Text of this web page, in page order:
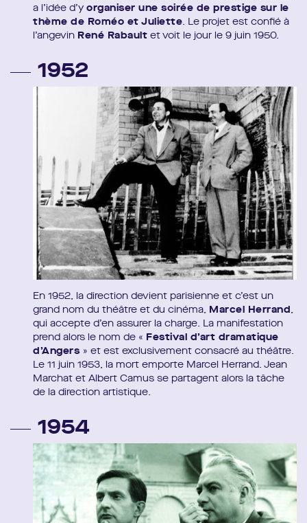
a l’idée d’y organiser une soirée de prestige sur le
thème de Roméo et Juliette. Le projet est confié à
l’angevin René Rabault et voit le jour le 9 juin 1950.
1952
En 1952, la direction devient parisienne et c’est un
grand nom du théâtre et du cinéma,
Marcel Herrand
qui accepte d’en assurer la charge. La manifestation
prend alors le nom de « Festival d’art dramatique
d’Angers » et est exclusivement consacré au théâtre.
Le 11 juin 1953, la mort emporte Marcel Herrand. Jean
Marchat et Albert Camus se partagent alors la tâche
de la direction artistique.
1954